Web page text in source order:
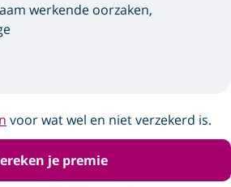
werkende oorzaken,
voor wat wel en niet verzekerd is.
je premie